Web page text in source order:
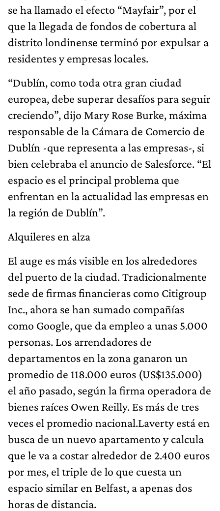
se ha llamado el efecto “Mayfair”, por el
que la llegada de fondos de cobertura al
distrito londinense terminó por expulsar a
residentes y empresas locales.
“Dublín, como toda otra gran ciudad
europea, debe superar desafíos para seguir
creciendo”, dijo Mary Rose Burke, máxima
responsable de la Cámara de Comercio de
Dublín -que representa a las empresas-, si
bien celebraba el anuncio de Salesforce. “El
espacio es el principal problema que
enfrentan en la actualidad las empresas en
la región de Dublín”.
Alquileres en alza
El auge es más visible en los alrededores
del puerto de la ciudad. Tradicionalmente
sede de firmas financieras como Citigroup
Inc., ahora se han sumado compañías
como Google, que da empleo a unas 5.000
personas. Los arrendadores de
departamentos en la zona ganaron un
promedio de 118.000 euros (US$135.000)
el año pasado, según la firma operadora de
bienes raíces Owen Reilly. Es más de tres
veces el promedio nacional.Laverty está en
busca de un nuevo apartamento y calcula
que le va a costar alrededor de 2.400 euros
por mes, el triple de lo que cuesta un
espacio similar en Belfast, a apenas dos
horas de distancia.